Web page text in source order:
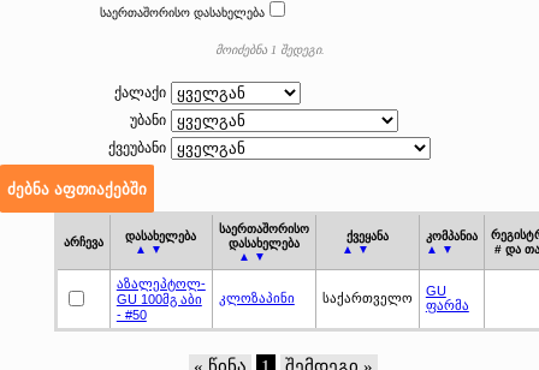
საერთაშორისო დასახელება
მოიძებნა 1 შედეგი.
ქალაქი
უბანი
ქვეუბანი
არჩევა
დასახელება
▲ ▼
საერთაშორისო
დასახელება
▲ ▼
ქვეყანა
▲ ▼
კომპანია
▲ ▼
# და
აზალეპტოლ-
GU 100მგ აბი
- #50
კლოზაპინი საქართველო
GU
ფარმა